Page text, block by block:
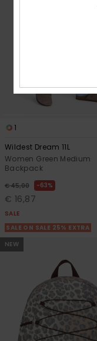
1
Wildest Dream 11L
Women Green Medium
Backpack
€ 45,00 63%
€ 16,87
SALE
SALE ON SALE 25% EXTRA
NEW